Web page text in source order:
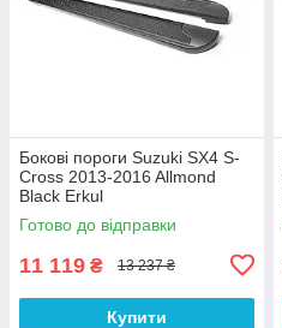
Бокові пороги Suzuki SX4 S-
Cross 2013-2016 Allmond
Black Erkul
Готово до відправки
11 119 ₴ 13 237 ₴
Купити